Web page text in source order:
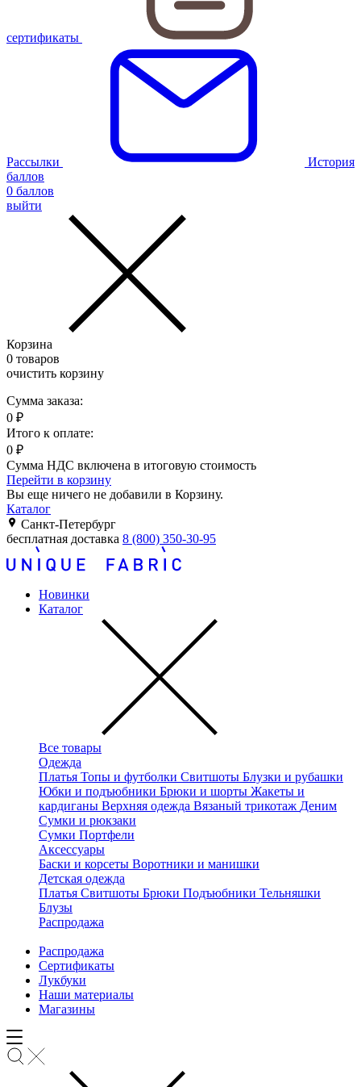
сертификаты
Рассылки
История
баллов
0 баллов
выйти
Корзина
0 товаров
очистить корзину
Сумма заказа:
0 ₽
Итого к оплате:
0 ₽
Сумма НДС включена в итоговую стоимость
Перейти в корзину
Вы еще ничего не добавили в Корзину.
Каталог
Санкт-Петербург
бесплатная доставка 8 (800) 350-30-95
Новинки
Каталог
Все товары
Одежда
Платья Топы и футболки Свитшоты Блузки и рубашки
Юбки и подъюбники Брюки и шорты Жакеты и
кардиганы Верхняя одежда Вязаный трикотаж Деним
Сумки и рюкзаки
Сумки Портфели
Аксессуары
Баски и корсеты Воротники и манишки
Детская одежда
Платья Свитшоты Брюки Подъюбники Тельняшки
Блузы
Распродажа
Распродажа
Сертификаты
Лукбуки
Наши материалы
Магазины